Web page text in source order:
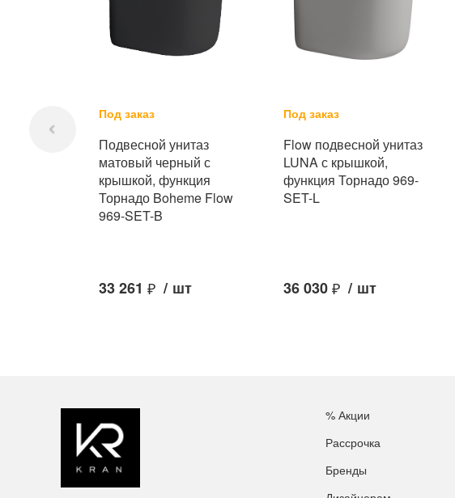
Под заказ
Подвесной унитаз
матовый черный с
крышкой, функция
Торнадо Boheme Flow
969-SET-B
33 261 ₽ / шт
Под заказ
Flow подвесной унитаз
LUNA с крышкой,
функция Торнадо 969-
SET-L
36 030₽ / шт
% Акции
Рассрочка
Бренды